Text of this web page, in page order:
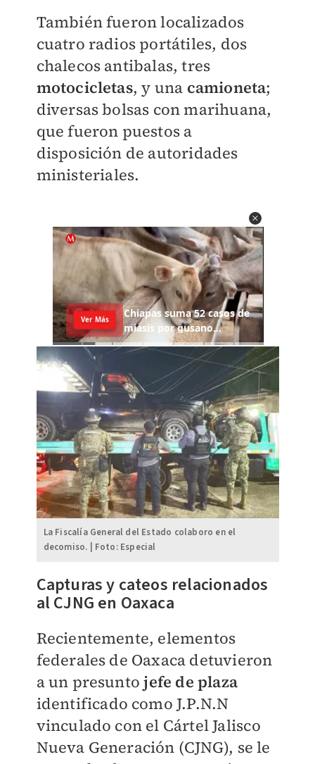
También fueron localizados
cuatro radios portátiles, dos
chalecos antibalas, tres
motocicletas, y una camioneta;
diversas bolsas con marihuana,
que fueron puestos a
disposición de autoridades
ministeriales.
La Fiscalía General del Estado colaboro en el
decomiso. | Foto: Especial
Capturas y cateos relacionados
al CJNG en Oaxaca
Recientemente, elementos
federales de Oaxaca detuvieron
a un presuntojefe de plaza
identificado como J.P.N.N
vinculado con el Cártel Jalisco
Nueva Generación (CJNG), se le